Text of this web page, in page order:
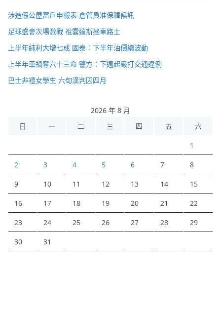
涉造假公屋富戶申報表 倉管員准保釋候訊
足球盛會次場激戰 祖雲達斯挫車路士
上半年純利大增七成 國泰：下半年油價續波動
上半年車禍奪六十三命 警方：下週起嚴打交通違例
巴士非禮女學生 六旬漢判囚四月
2026 年 8 月
日
一 二 三 四 五 六
1
2 3 4 5 6 7 8
9 10 11 12 13 14 15
16 17 18 19 20 21 22
23 24 25 26 27 28 29
30 31